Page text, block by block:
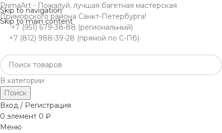
Skip to navigation
Skip to main content
PrimaArt - Пожалуй, лучшая багетная мастерская
Приморского района Санкт-Петербурга!
+7 (951) 679-38-88 (региональный)
+7 (812) 988-39-28 (прямой по С-Пб)
В категории
Поиск
Вход / Регистрация
0 элемент 0 ₽
Меню